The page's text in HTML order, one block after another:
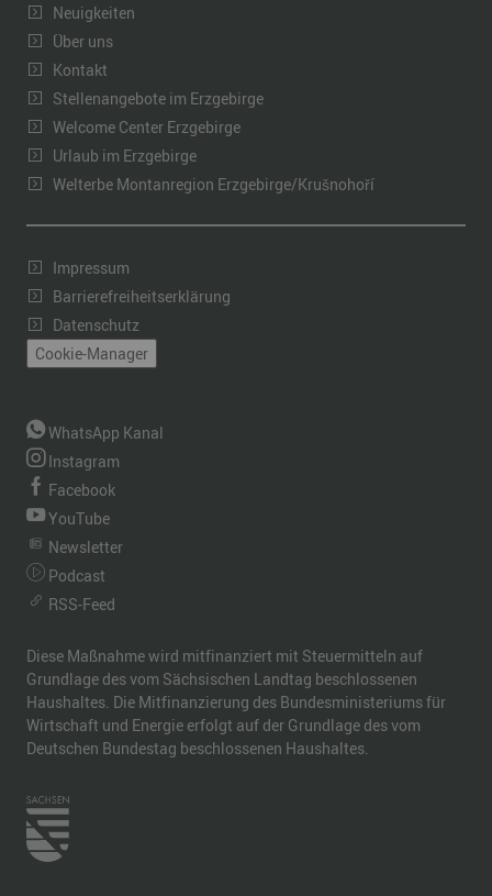
Neuigkeiten
Über uns
Kontakt
Stellenangebote im Erzgebirge
Welcome Center Erzgebirge
Urlaub im Erzgebirge
Welterbe Montanregion Erzgebirge/Krušnohoří
Impressum
Barrierefreiheitserklärung
Datenschutz
Cookie-Manager
WhatsApp Kanal
Instagram
Facebook
YouTube
Newsletter
Podcast
RSS-Feed
Diese Maßnahme wird mitfinanziert mit Steuermitteln auf
Grundlage des vom Sächsischen Landtag beschlossenen
Haushaltes. Die Mitfinanzierung des Bundesministeriums für
Wirtschaft und Energie erfolgt auf der Grundlage des vom
Deutschen Bundestag beschlossenen Haushaltes.